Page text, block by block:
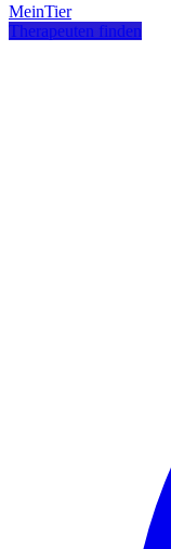
MeinTier
Therapeuten finden